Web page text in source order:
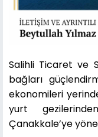
Salihli Ticaret ve
bağları
ekonomileri
yurt
Çanakkale’ye